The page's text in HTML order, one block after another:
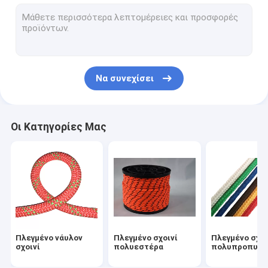
Υπαίθριο νάυλον σχοινί
Σχοινί ασφάλειας σανίδων σωτηρίας
Να συνεχίσει
Οι Κατηγορίες Μας
Πλεγμένο νάυλον
σχοινί
Πλεγμένο σχοινί
πολυεστέρα
Πλεγμένο